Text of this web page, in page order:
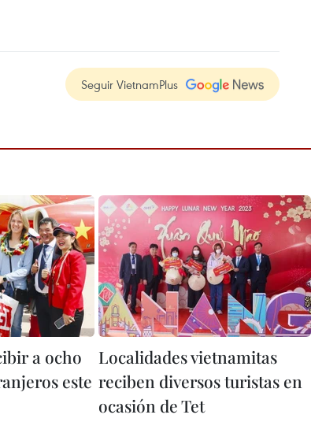
Seguir VietnamPlus
a ocho
este
Localidades vietnamitas
reciben diversos turistas en
ocasión de Tet